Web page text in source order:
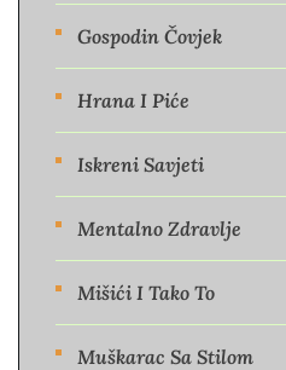
Gospodin Čovjek
Hrana I Piće
Iskreni Savjeti
Mentalno Zdravlje
Mišići I Tako To
Muškarac Sa Stilom